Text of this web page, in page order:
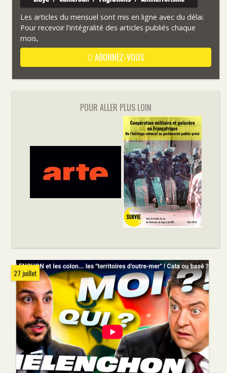
Les articles du mensuel sont mis en ligne avec du délai.
Pour recevoir l'intégralité des articles publiés chaque
mois,
ABONNEZ-VOUS
POUR ALLER PLUS LOIN
27 juillet